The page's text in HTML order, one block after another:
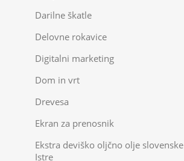
Darilne škatle
Delovne rokavice
Digitalni marketing
Dom in vrt
Drevesa
Ekran za prenosnik
Ekstra deviško oljčno olje slovenske
Istre